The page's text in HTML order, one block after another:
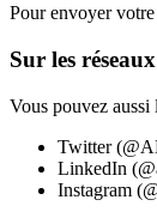
Pour envoyer
Sur les
Vous pouvez aussi
Twitter
LinkedIn
Instagram